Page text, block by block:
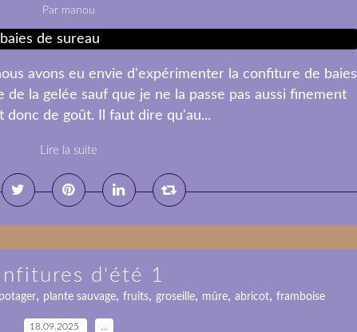
Par manou
avons eu envie d'expérimenter la confiture de baies
la gelée sauf que je ne la passe pas aussi finement
donc de goût. Il faut dire qu'au...
Lire la suite
d'été 1
, plante sauvage, fruits, groseille, mûre, abricot, framboise
18.09.2025